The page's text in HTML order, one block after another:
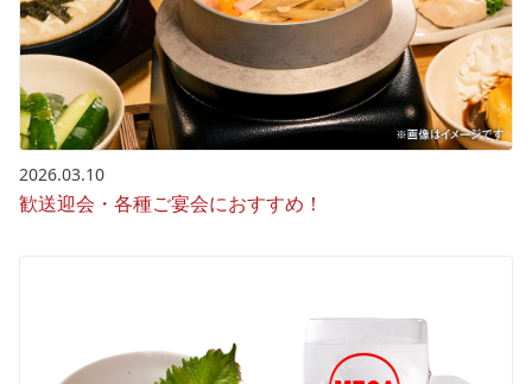
2026.03.10
歓送迎会・各種ご宴会におすすめ！